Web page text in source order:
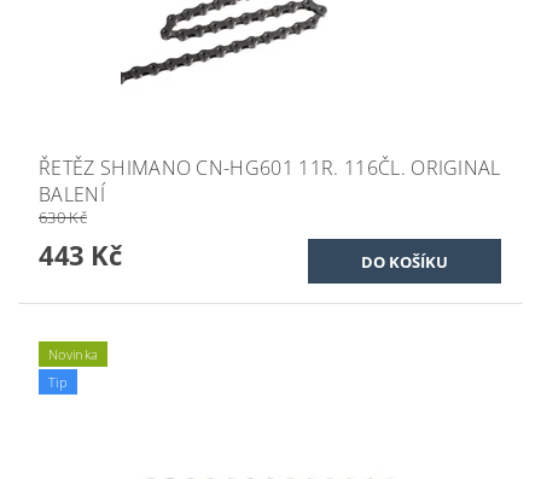
ŘETĚZ SHIMANO CN-HG601 11R. 116ČL. ORIGINAL
BALENÍ
630 Kč
443 Kč
Novinka
Tip